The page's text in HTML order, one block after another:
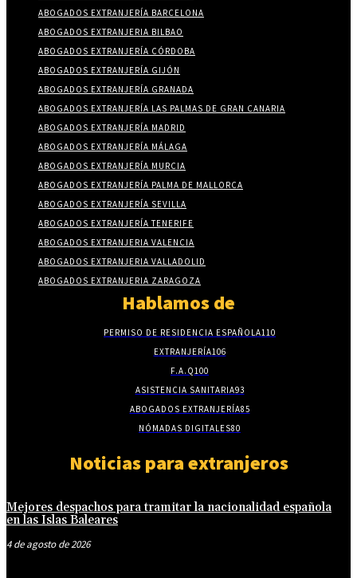
ABOGADOS EXTRANJERÍA BARCELONA
ABOGADOS EXTRANJERIA BILBAO
ABOGADOS EXTRANJERÍA CÓRDOBA
ABOGADOS EXTRANJERÍA GIJÓN
ABOGADOS EXTRANJERÍA GRANADA
ABOGADOS EXTRANJERÍA LAS PALMAS DE GRAN CANARIA
ABOGADOS EXTRANJERÍA MADRID
ABOGADOS EXTRANJERÍA MÁLAGA
ABOGADOS EXTRANJERÍA MURCIA
ABOGADOS EXTRANJERÍA PALMA DE MALLORCA
ABOGADOS EXTRANJERÍA SEVILLA
ABOGADOS EXTRANJERÍA TENERIFE
ABOGADOS EXTRANJERIA VALENCIA
ABOGADOS EXTRANJERIA VALLADOLID
ABOGADOS EXTRANJERIA ZARAGOZA
Hablamos de
PERMISO DE RESIDENCIA ESPAÑOLA110
EXTRANJERÍA106
F.A.Q100
ASISTENCIA SANITARIA93
ABOGADOS EXTRANJERÍA85
NÓMADAS DIGITALES80
Noticias para extranjeros
Mejores despachos para tramitar la nacionalidad española
en las Islas Baleares
4 de agosto de 2026